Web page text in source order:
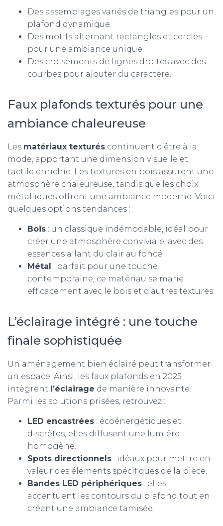
Des assemblages variés de triangles pour un
plafond dynamique.
Des motifs alternant rectangles et cercles
pour une ambiance unique.
Des croisements de lignes droites avec des
courbes pour ajouter du caractère.
Faux plafonds texturés pour une
ambiance chaleureuse
Les matériaux texturés continuent d’être à la
mode, apportant une dimension visuelle et
tactile enrichie. Les textures en bois assurent une
atmosphère chaleureuse, tandis que les choix
métalliques offrent une ambiance moderne. Voici
quelques options tendances :
Bois : un classique indémodable, idéal pour
créer une atmosphère conviviale, avec des
essences allant du clair au foncé.
Métal : parfait pour une touche
contemporaine, ce matériau se marie
efficacement avec le bois et d’autres textures.
L’éclairage intégré : une touche
finale sophistiquée
Un aménagement bien éclairé peut transformer
un espace. Ainsi, les faux plafonds en 2025
intègrent l’éclairage de manière innovante.
Parmi les solutions prisées, retrouvez :
LED encastrées : écoénergétiques et
discrètes, elles diffusent une lumière
homogène.
Spots directionnels : idéaux pour mettre en
valeur des éléments spécifiques de la pièce.
Bandes LED périphériques : elles
accentuent les contours du plafond tout en
créant une ambiance tamisée.